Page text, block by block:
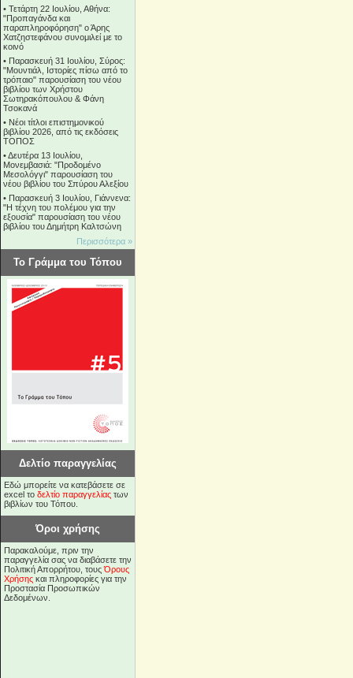
• Τετάρτη 22 Ιουλίου, Αθήνα:
"Προπαγάνδα και
παραπληροφόρηση" ο Άρης
Χατζηστεφάνου συνομιλεί με το
κοινό
• Παρασκευή 31 Ιουλίου, Σύρος:
"Μουντιάλ, Ιστορίες πίσω από το
τρόπαιο" παρουσίαση του νέου
βιβλίου των Χρήστου
Σωτηρακόπουλου & Φάνη
Τσοκανά
• Νέοι τίτλοι επιστημονικού
βιβλίου 2026, από τις εκδόσεις
ΤΟΠΟΣ
•Δευτέρα 13 Ιουλίου,
Μονεμβασιά: "Προδομένο
Μεσολόγγι" παρουσίαση του
νέου βιβλίου του Σπύρου Αλεξίου
• Παρασκευή 3 Ιουλίου, Γιάννενα:
"Η τέχνη του πολέμου για την
εξουσία" παρουσίαση του νέου
βιβλίου του Δημήτρη Καλτσώνη
Περισσότερα »
Το Γράμμα του Τόπου
Δελτίο παραγγελίας
Εδώ μπορείτε να κατεβάσετε σε
excel το δελτίο παραγγελίας των
βιβλίων του Τόπου.
Όροι χρήσης
Παρακαλούμε, πριν την
παραγγελία σας να διαβάσετε την
Πολιτική Απορρήτου, τουςΌρους
Χρήσης και πληροφορίες για την
Προστασία Προσωπικών
Δεδομένων.